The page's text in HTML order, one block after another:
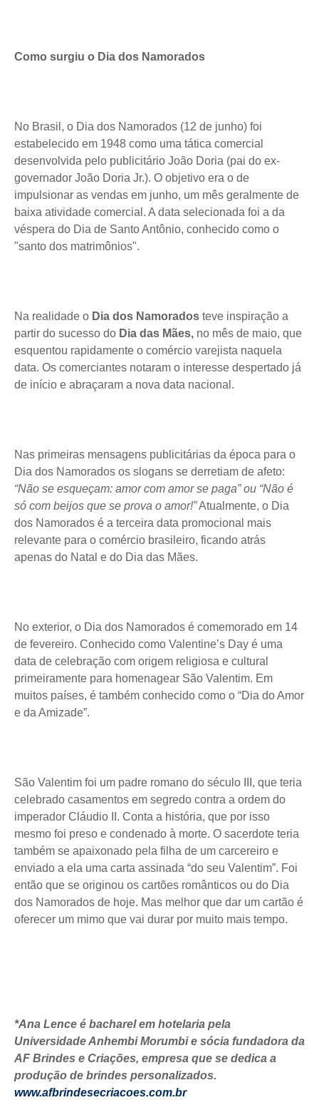
Como surgiu o Dia dos Namorados
No Brasil, o Dia dos Namorados (12 de junho) foi
estabelecido em 1948 como uma tática comercial
desenvolvida pelo publicitário João Doria (pai do ex-
governador João Doria Jr.). O objetivo era o de
impulsionar as vendas em junho, um mês geralmente de
baixa atividade comercial. A data selecionada foi a da
véspera do Dia de Santo Antônio, conhecido como o
"santo dos matrimônios".
Na realidade o Dia dos Namorados teve inspiração a
partir do sucesso do Dia das Mães, no mês de maio, que
esquentou rapidamente o comércio varejista naquela
data. Os comerciantes notaram o interesse despertado já
de início e abraçaram a nova data nacional.
Nas primeiras mensagens publicitárias da época para o
Dia dos Namorados os slogans se derretiam de afeto:
“Não se esqueçam: amor com amor se paga” ou “Não é
só com beijos que se prova o amor!”Atualmente, o Dia
dos Namorados é a terceira data promocional mais
relevante para o comércio brasileiro, ficando atrás
apenas do Natal e do Dia das Mães.
No exterior, o Dia dos Namorados é comemorado em 14
de fevereiro. Conhecido como Valentine’s Day é uma
data de celebração com origem religiosa e cultural
primeiramente para homenagear São Valentim. Em
muitos países, é também conhecido como o “Dia do Amor
e da Amizade”.
São Valentim foi um padre romano do século III, que teria
celebrado casamentos em segredo contra a ordem do
imperador Cláudio II. Conta a história, que por isso
mesmo foi preso e condenado à morte. O sacerdote teria
também se apaixonado pela filha de um carcereiro e
enviado a ela uma carta assinada “do seu Valentim”. Foi
então que se originou os cartões românticos ou do Dia
dos Namorados de hoje. Mas melhor que dar um cartão é
oferecer um mimo que vai durar por muito mais tempo.
*Ana Lence é bacharel em hotelaria pela
Universidade Anhembi Morumbi e sócia fundadora da
AF Brindes e Criações, empresa que se dedica a
produção de brindes personalizados.
www.afbrindesecriacoes.com.br